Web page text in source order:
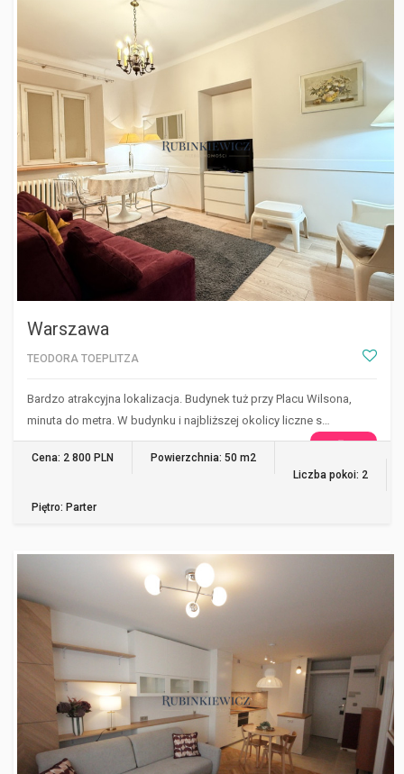
Warszawa
TEODORA TOEPLITZA
Bardzo atrakcyjna lokalizacja. Budynek tuż przy Placu Wilsona,
minuta do metra. W budynku i najbliższej okolicy liczne s…
WIĘCEJ
Cena: 2 800 PLN
Powierzchnia: 50 m2
Liczba pokoi: 2
Piętro: Parter